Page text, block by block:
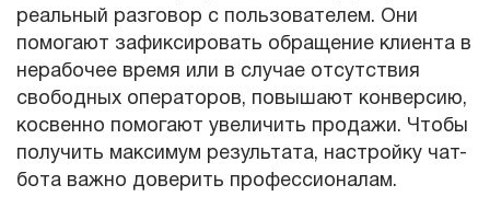
реальный разговор с пользователем. Они
помогают зафиксировать обращение клиента в
нерабочее время или в случае отсутствия
свободных операторов, повышают конверсию,
косвенно помогают увеличить продажи. Чтобы
получить максимум результата, настройку чат-
бота важно доверить профессионалам.